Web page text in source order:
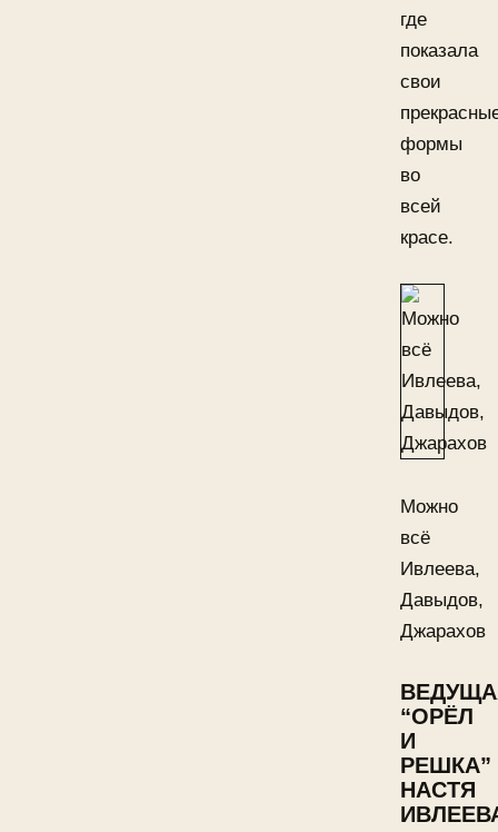
где
показала
свои
формы
во
всей
красе.
Можно
всё
Ивлеева,
Давыдов,
Джарахов
“ОРЁЛ
И
РЕШКА”
НАСТЯ